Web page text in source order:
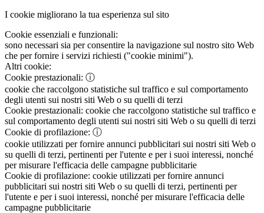
I cookie migliorano la tua esperienza sul sito
Cookie essenziali e funzionali:
sono necessari sia per consentire la navigazione sul nostro sito Web
che per fornire i servizi richiesti ("cookie minimi").
Altri cookie:
Cookie prestazionali: ⓘ
cookie che raccolgono statistiche sul traffico e sul comportamento
degli utenti sui nostri siti Web o su quelli di terzi
Cookie prestazionali: cookie che raccolgono statistiche sul traffico e
sul comportamento degli utenti sui nostri siti Web o su quelli di terzi
Cookie di profilazione: ⓘ
cookie utilizzati per fornire annunci pubblicitari sui nostri siti Web o
su quelli di terzi, pertinenti per l'utente e per i suoi interessi, nonché
per misurare l'efficacia delle campagne pubblicitarie
Cookie di profilazione: cookie utilizzati per fornire annunci
pubblicitari sui nostri siti Web o su quelli di terzi, pertinenti per
l'utente e per i suoi interessi, nonché per misurare l'efficacia delle
campagne pubblicitarie